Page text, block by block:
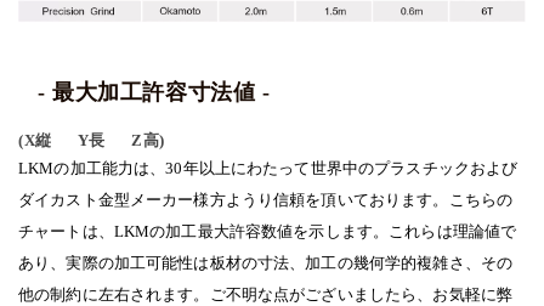
- 最大加工許容寸法値 -
(X縦 x Y長 x Z高)
LKMの加工能力は、30年以上にわたって世界中のプラスチックおよび
ダイカスト金型メーカー様方ようり信頼を頂いております。こちらの
チャートは、LKMの加工最大許容数値を示します。これらは理論値で
あり、実際の加工可能性は板材の寸法、加工の幾何学的複雑さ、その
他の制約に左右されます。ご不明な点がございましたら、お気軽に弊